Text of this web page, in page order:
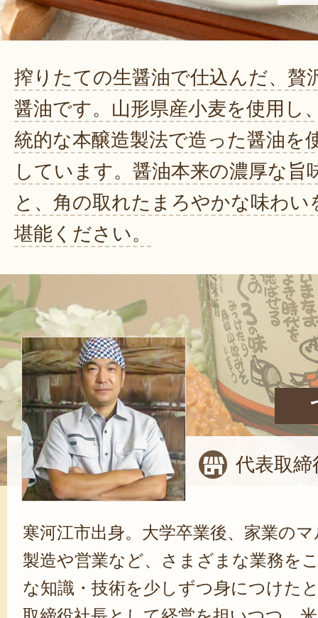
搾りたての生醤油で仕込んだ、贅
醤油です。山形県産小麦を使用し
統的な本醸造製法で造った醤油を
しています。醤油本来の濃厚な旨
と、角の取れたまろやかな味わい
堪能ください。
代表取締
寒河江市出身。大学卒業後、家業の
製造や営業など、さまざまな業務を
な知識・技術を少しずつ身につけた